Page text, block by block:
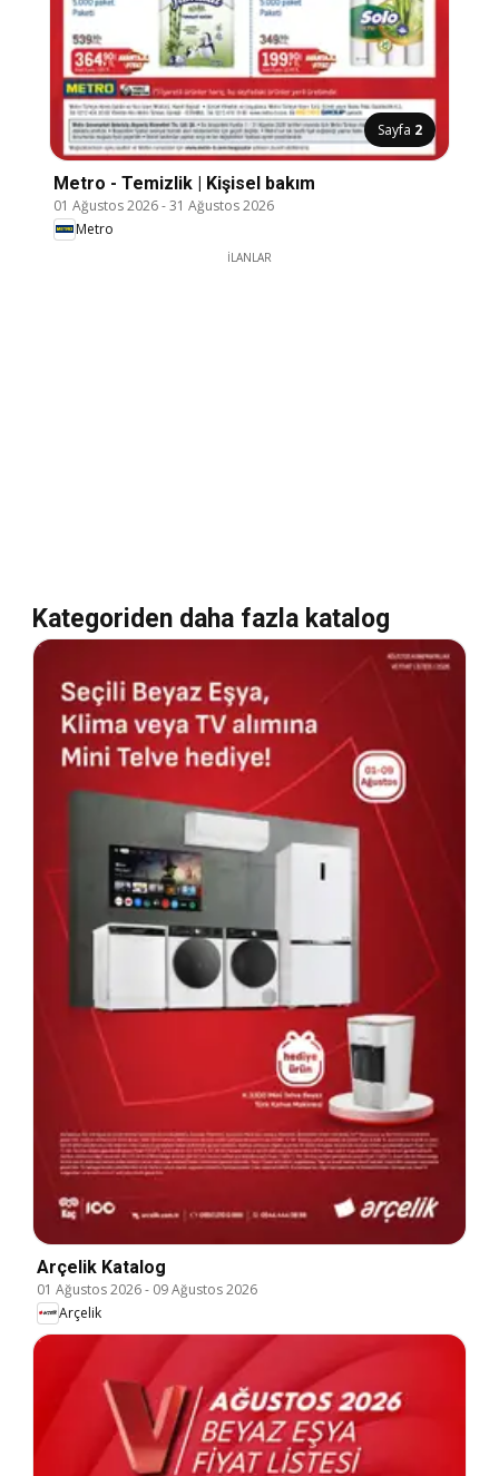
Sayfa 2
Metro - Temizlik | Kişisel bakım
01 Ağustos 2026-31 Ağustos 2026
Metro
İLANLAR
Kategoriden daha fazla katalog
Arçelik Katalog
01 Ağustos 2026- 09 Ağustos 2026
Arçelik